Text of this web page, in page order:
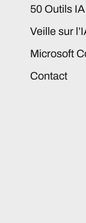
50 Outils IA
Veille sur
Microsoft
Contact